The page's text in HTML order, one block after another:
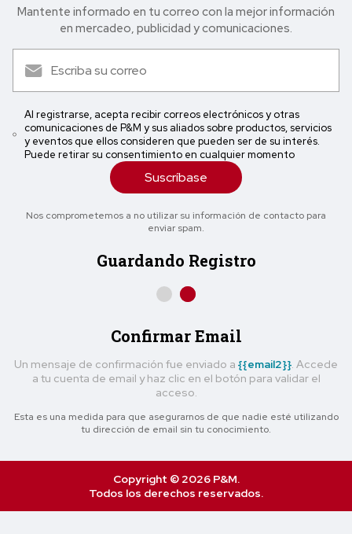
Mantente informado en tu correo con la mejor in formación
en mercadeo, publicidad y comunicaciones.
Al registrarse, acepta recibir correos electrónicos y otras
comunicaciones de P&M y sus aliados sobre productos, servicios
y eventos que ellos consideren que pueden ser de su interés.
Puede retirar su consentimiento en cualquier momento
Suscríbase
Nos comprometemos a no utilizar su información de contacto para
enviar spam.
Guardando Registro
Confirmar Email
Un mensaje de confirmación fue enviado a {{email2}}. Accede
a tu cuenta de email y haz clic en el botón para validar el
acceso.
Esta es una medida para que asegurarnos de que nadie esté utilizando
tu dirección de email sin tu conocimiento.
Copyright © 2026 P&M.
Todos los derechos reservados.